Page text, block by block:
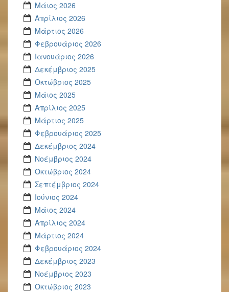
Μάιος 2026
Απρίλιος 2026
Μάρτιος 2026
Φεβρουάριος 2026
Ιανουάριος 2026
Δεκέμβριος 2025
Οκτώβριος 2025
Μάιος 2025
Απρίλιος 2025
Μάρτιος 2025
Φεβρουάριος 2025
Δεκέμβριος 2024
Νοέμβριος 2024
Οκτώβριος 2024
Σεπτέμβριος 2024
Ιούνιος 2024
Μάιος 2024
Απρίλιος 2024
Μάρτιος 2024
Φεβρουάριος 2024
Δεκέμβριος 2023
Νοέμβριος 2023
Οκτώβριος 2023